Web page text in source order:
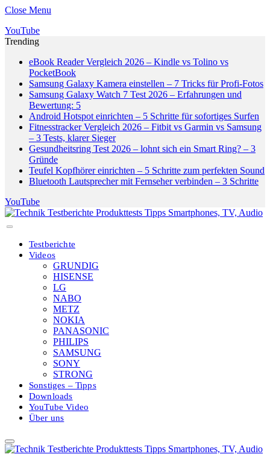
Close Menu
YouTube
Trending
eBook Reader Vergleich 2026 – Kindle vs Tolino vs
PocketBook
Samsung Galaxy Kamera einstellen – 7 Tricks für Profi-Fotos
Samsung Galaxy Watch 7 Test 2026 – Erfahrungen und
Bewertung: 5
Android Hotspot einrichten – 5 Schritte für sofortiges Surfen
Fitnesstracker Vergleich 2026 – Fitbit vs Garmin vs Samsung
– 3 Tests, klarer Sieger
Gesundheitsring Test 2026 – lohnt sich ein Smart Ring? – 3
Gründe
Teufel Kopfhörer einrichten – 5 Schritte zum perfekten Sound
Bluetooth Lautsprecher mit Fernseher verbinden – 3 Schritte
YouTube
Testberichte
Videos
GRUNDIG
HISENSE
LG
NABO
METZ
NOKIA
PANASONIC
PHILIPS
SAMSUNG
SONY
STRONG
Sonstiges – Tipps
Downloads
YouTube Video
Über uns